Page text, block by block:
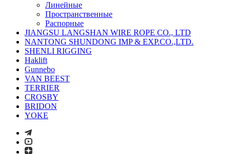
Линейные
Пространственные
Распорные
JIANGSU LANGSHAN WIRE ROPE CO., LTD
NANTONG SHUNDONG IMP & EXP.CO.,LTD.
SHENLI RIGGING
Haklift
Gunnebo
VAN BEEST
TERRIER
CROSBY
BRIDON
YOKE